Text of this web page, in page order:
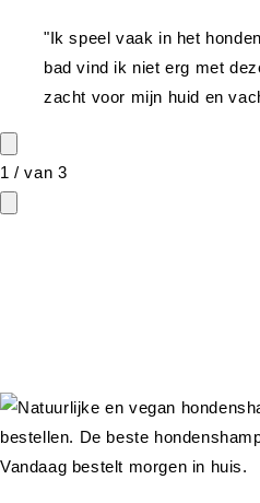
"Ik speel vaak in het
bad vind ik niet erg met
zacht voor mijn huid en
1 /van 3